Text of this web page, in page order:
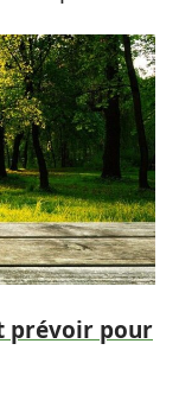
prévoir pour